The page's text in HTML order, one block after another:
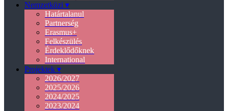
Nemzetközi ▾
Határtalanul
Partnerség
Erasmus+
Felkészülés
Érdeklődőknek
International
Projektek ▾
2026/2027
2025/2026
2024/2025
2023/2024